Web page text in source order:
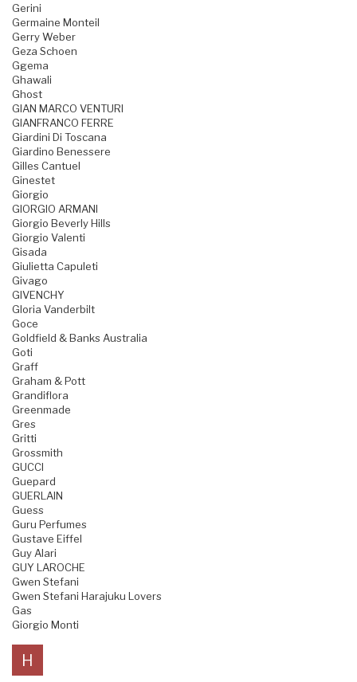
Gerini
Germaine Monteil
Gerry Weber
Geza Schoen
Ggema
Ghawali
Ghost
GIAN MARCO VENTURI
GIANFRANCO FERRE
Giardini Di Toscana
Giardino Benessere
Gilles Cantuel
Ginestet
Giorgio
GIORGIO ARMANI
Giorgio Beverly Hills
Giorgio Valenti
Gisada
Giulietta Capuleti
Givago
GIVENCHY
Gloria Vanderbilt
Goce
Goldfield & Banks Australia
Goti
Graff
Graham & Pott
Grandiflora
Greenmade
Gres
Gritti
Grossmith
GUCCI
Guepard
GUERLAIN
Guess
Guru Perfumes
Gustave Eiffel
Guy Alari
GUY LAROCHE
Gwen Stefani
Gwen Stefani Harajuku Lovers
Gas
Giorgio Monti
H